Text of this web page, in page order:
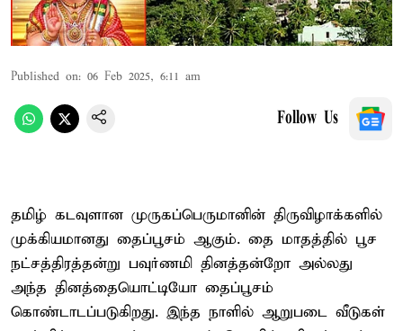
Published on: 06 Feb 2025, 6:11 am
Follow Us
தமிழ் கடவுளான முருகப்பெருமானின் திருவிழாக்களில்
முக்கியமானது தைப்பூசம் ஆகும். தை மாதத்தில் பூச
நட்சத்திரத்தன்று பவுர்ணமி தினத்தன்றோ அல்லது
அந்த தினத்தையொட்டியோ தைப்பூசம்
கொண்டாடப்படுகிறது. இந்த நாளில் ஆறுபடை வீடுகள்